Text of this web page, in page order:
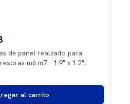
de panel realzado para
m6 m7 - 1.9" x 1.2",
al carrito